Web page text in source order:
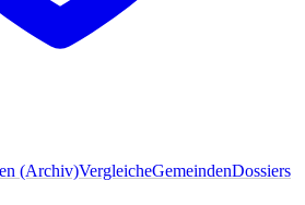
(Archiv)VergleicheGemeindenDossiers